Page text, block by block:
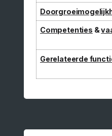
Competenties &
Gerelateerde